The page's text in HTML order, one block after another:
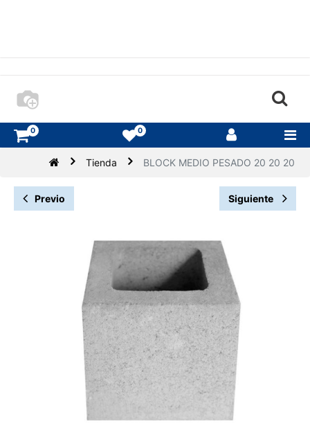
0 0
Tienda BLOCK MEDIO PESADO 20 20 20
Previo Siguiente